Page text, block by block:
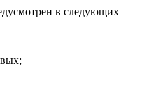
в следующих